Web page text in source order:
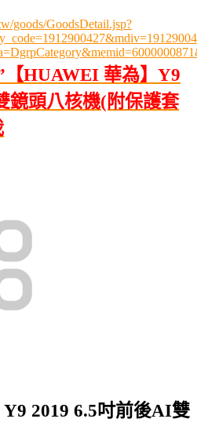
goods/GoodsDetail.jsp?
HUAWEI 華為】Y9
鏡頭八核機(附保護套
Y9 2019 6.5吋前後AI雙